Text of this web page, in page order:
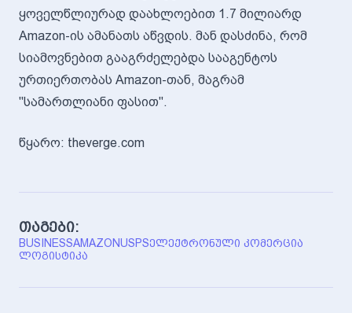
ყოველწლიურად დაახლოებით 1.7 მილიარდ
Amazon-ის ამანათს აწვდის. მან დასძინა, რომ
სიამოვნებით გააგრძელებდა სააგენტოს
ურთიერთობას Amazon-თან, მაგრამ
"სამართლიანი ფასით".
წყარო: theverge.com
თაგები:
BUSINESSAMAZONUSPSᲔᲚᲔᲥᲢᲠᲝᲜᲣᲚᲘ ᲙᲝᲛᲔᲠᲪᲘᲐ
ᲚᲝᲒᲘᲡᲢᲘᲙᲐ